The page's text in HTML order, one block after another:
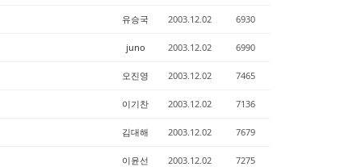
유승국 2003.12.02 6930
juno 2003.12.02 6990
오진영 2003.12.02 7465
이기찬 2003.12.02 7136
김대해 2003.12.02 7679
이윤선 2003.12.02 7275